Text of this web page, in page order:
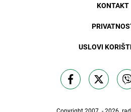
KONTAKT
USLOVI